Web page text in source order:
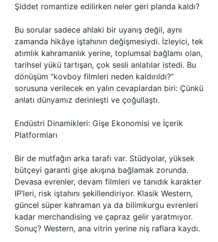
Şiddet romantize edilirken neler geri planda kaldı?
Bu sorular sadece ahlaki bir uyanış değil, aynı
zamanda hikâye iştahının değişmesiydi. İzleyici, tek
atımlık kahramanlık yerine, toplumsal bağlamı olan,
tarihsel yükü tartışan, çok sesli anlatılar istedi. Bu
dönüşüm “kovboy filmleri neden kaldırıldı?”
sorusuna verilecek en yalın cevaplardan biri: Çünkü
anlatı dünyamız derinleşti ve çoğullaştı.
Endüstri Dinamikleri: Gişe Ekonomisi ve İçerik
Platformları
Bir de mutfağın arka tarafı var. Stüdyolar, yüksek
bütçeyi garanti gişe akışına bağlamak zorunda.
Devasa evrenler, devam filmleri ve tanıdık karakter
IP’leri, risk iştahını şekillendiriyor. Klasik Western,
güncel süper kahraman ya da bilimkurgu evrenleri
kadar merchandising ve çapraz gelir yaratmıyor.
Sonuç? Western, ana vitrin yerine niş raflara kaydı.